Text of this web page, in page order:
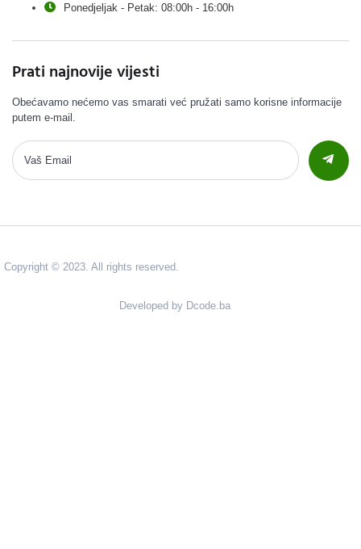
Ponedjeljak - Petak: 08:00h - 16:00h
Prati najnovije vijesti
Obećavamo nećemo vas smarati već pružati samo korisne informacije
putem e-mail.
Copyright © 2023. All rights reserved.
Developed by Dcode.ba